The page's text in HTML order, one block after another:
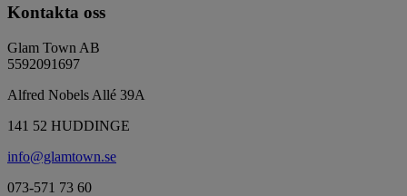
Kontakta oss
Glam Town AB
5592091697
Alfred Nobels Allé 39A
141 52 HUDDINGE
info@glamtown.se
073-571 73 60